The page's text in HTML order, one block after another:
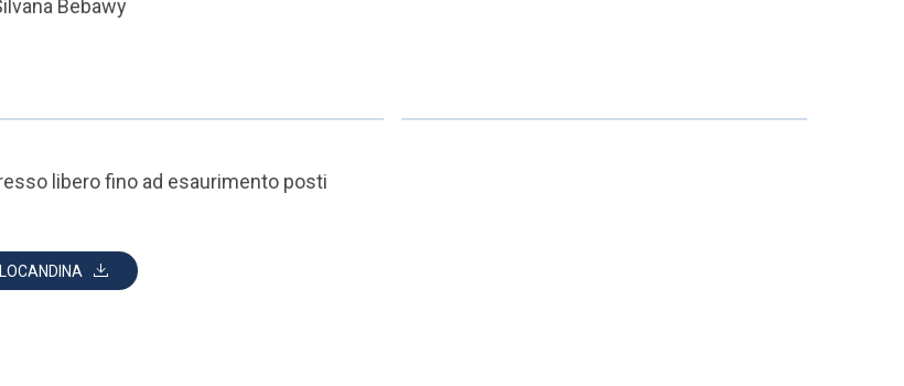
Bebawy
libero fino ad esaurimento posti
LOCANDINA